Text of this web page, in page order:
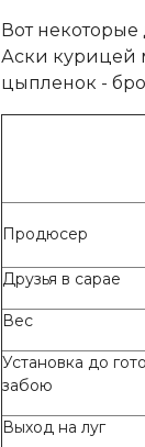
Вот
Аски курицей
цыпленок -
Продюсер
Друзья в сарае
Вес
Установка до
забою
Выход на луг